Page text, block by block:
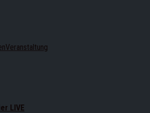
Veranstaltung
LIVE